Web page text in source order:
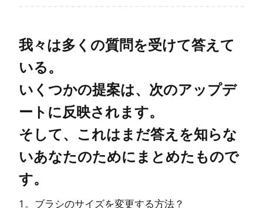
我々は多くの質​​問を受けて答えて
いる。
いくつかの提案は、次のアップデ
ートに反映されます。
そして、これはまだ答えを知らな
いあなたのためにまとめたもので
す。
1。ブラシのサイズを変更する方法？